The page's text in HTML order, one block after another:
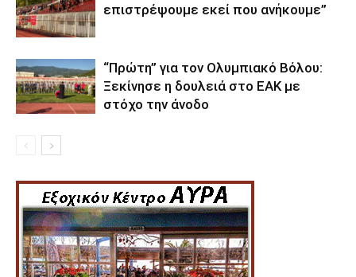
επιστρέψουμε εκεί που ανήκουμε”
“Πρώτη” για τον Ολυμπιακό Βόλου:
Ξεκίνησε η δουλειά στο ΕΑΚ με
στόχο την άνοδο